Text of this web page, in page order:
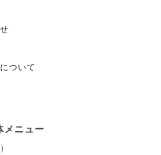
ついて
メニュー